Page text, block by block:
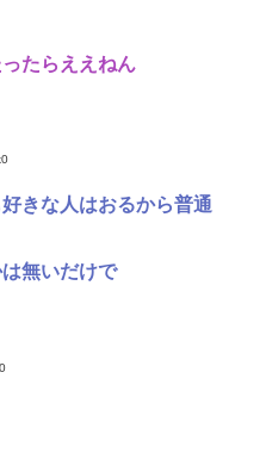
たらええねん
きな人はおるから普通
無いだけで